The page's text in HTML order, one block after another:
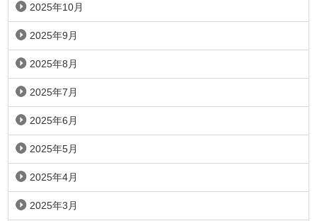
2025年10月
2025年9月
2025年8月
2025年7月
2025年6月
2025年5月
2025年4月
2025年3月